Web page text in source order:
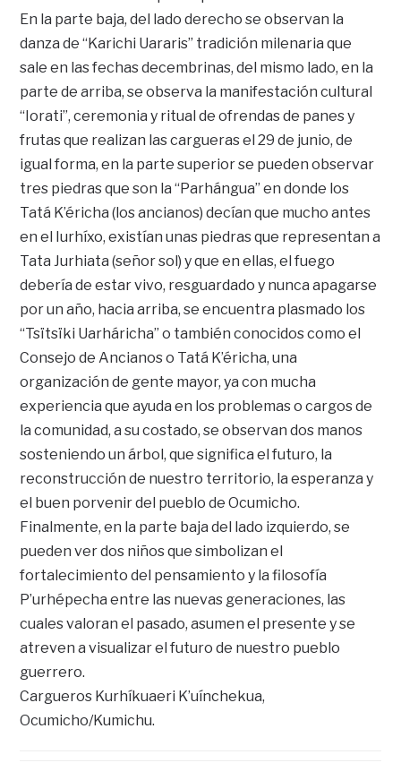
En la parte baja, del lado derecho se observan la
danza de “Karichi Uararis” tradición milenaria que
sale en las fechas decembrinas, del mismo lado, en la
parte de arriba, se observa la manifestación cultural
“Iorati”, ceremonia y ritual de ofrendas de panes y
frutas que realizan las cargueras el 29 de junio, de
igual forma, en la parte superior se pueden observar
tres piedras que son la “Parhángua” en donde los
Tatá K’éricha (los ancianos) decían que mucho antes
en el Iurhíxo, existían unas piedras que representan a
Tata Jurhiata (señor sol) y que en ellas, el fuego
debería de estar vivo, resguardado y nunca apagarse
por un año, hacia arriba, se encuentra plasmado los
“Tsïtsïki Uarháricha” o también conocidos como el
Consejo de Ancianos o Tatá K’éricha, una
organización de gente mayor, ya con mucha
experiencia que ayuda en los problemas o cargos de
la comunidad, a su costado, se observan dos manos
sosteniendo un árbol, que significa el futuro, la
reconstrucción de nuestro territorio, la esperanza y
el buen porvenir del pueblo de Ocumicho.
Finalmente, en la parte baja del lado izquierdo, se
pueden ver dos niños que simbolizan el
fortalecimiento del pensamiento y la filosofía
P’urhépecha entre las nuevas generaciones, las
cuales valoran el pasado, asumen el presente y se
atreven a visualizar el futuro de nuestro pueblo
guerrero.
Cargueros Kurhíkuaeri K’uínchekua,
Ocumicho/Kumichu.